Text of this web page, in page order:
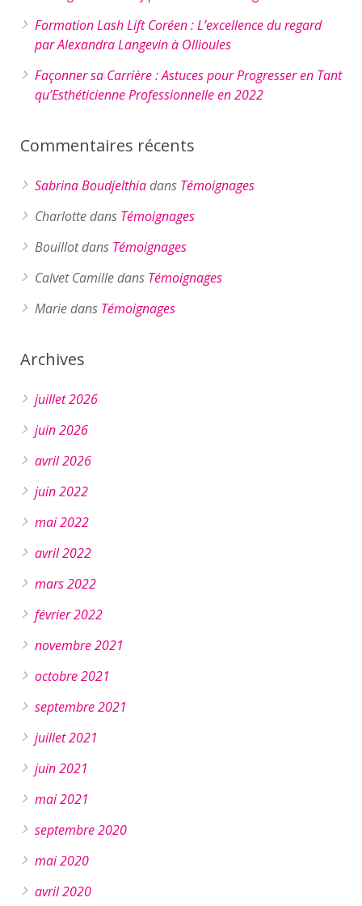
Formation Lash Lift Coréen : L’excellence du regard
par Alexandra Langevin à Ollioules
Façonner sa Carrière : Astuces pour Progresser en Tant
qu’Esthéticienne Professionnelle en 2022
Commentaires récents
Sabrina Boudjelthiadans Témoignages
Charlottedans Témoignages
Bouillotdans Témoignages
Calvet Camilledans Témoignages
Mariedans Témoignages
Archives
juillet 2026
juin 2026
avril 2026
juin 2022
mai 2022
avril 2022
mars 2022
février 2022
novembre 2021
octobre 2021
septembre 2021
juillet 2021
juin 2021
mai 2021
septembre 2020
mai 2020
avril 2020